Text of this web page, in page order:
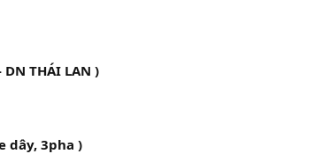
DN THÁI LAN )
dây, 3pha )